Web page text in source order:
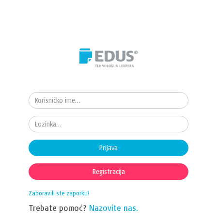
Prijava
Registracija
Zaboravili ste zaporku?
Trebate pomoć? Nazovite nas.